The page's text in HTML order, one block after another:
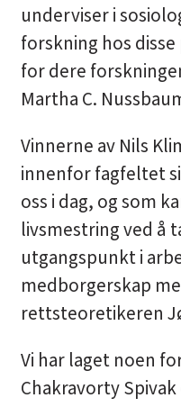
underviser i
forskning hos
for dere
Martha C.
Vinnerne av Nils
innenfor fagfeltet
oss i dag, og som
livsmestring ved å
utgangspunkt i
medborgerskap
rettsteoretikeren
Vi har laget noen
Chakravorty